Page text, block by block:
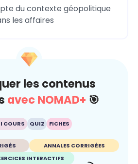
du contexte géopolitique
les affaires
les contenus
avec NOMAD+ 🎯
COURS QUIZ FICHES
ANNALES CORRIGÉES
INTERACTIFS